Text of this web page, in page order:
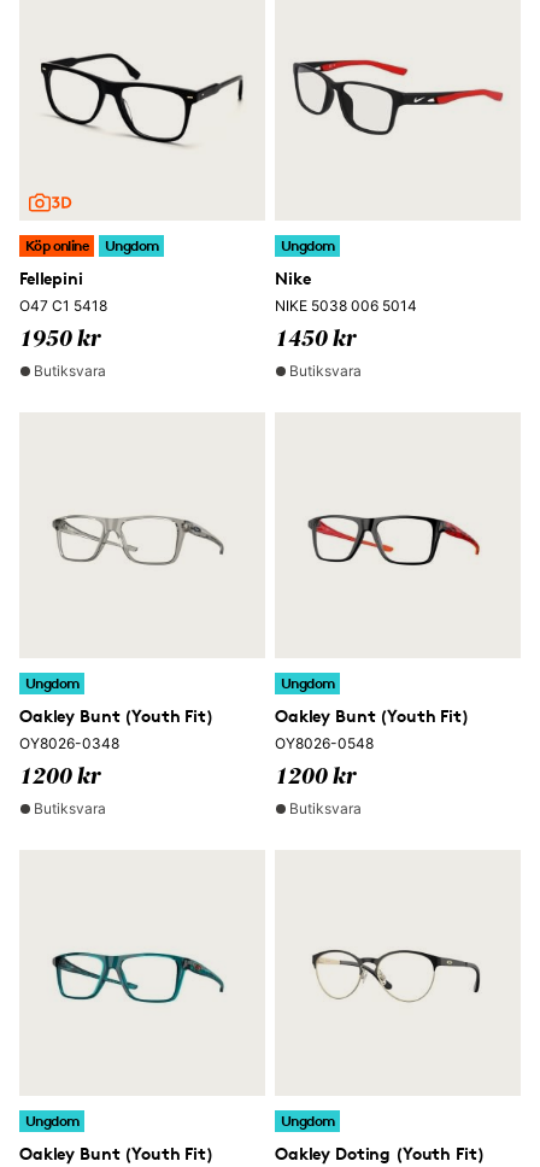
Köp online Ungdom
Fellepini
O47 C1 5418
1950 kr
Butiksvara
Ungdom
Nike
NIKE 5038 006 5014
1450 kr
Butiksvara
Ungdom
Oakley Bunt (Youth Fit)
OY8026-0348
1200 kr
Butiksvara
Ungdom
Oakley Bunt (Youth Fit)
OY8026-0548
1200 kr
Butiksvara
Ungdom
Oakley Bunt (Youth Fit)
Ungdom
Oakley Doting (Youth Fit)